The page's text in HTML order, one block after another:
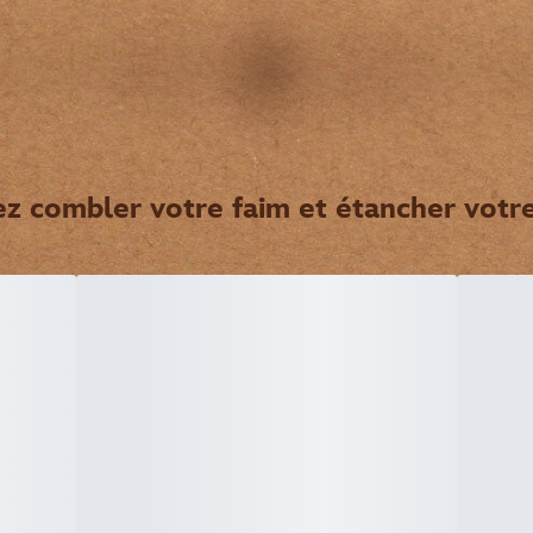
combler votre faim et étancher